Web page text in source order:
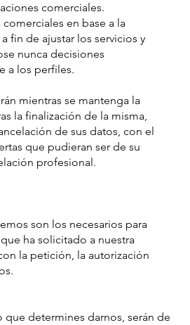
comerciales.
en base a la
fin de ajustar los servicios y
nunca decisiones
a los perfiles.
mientras se mantenga la
la finalización de la misma,
de sus datos, con el
que pudieran ser de su
profesional.
son los necesarios para
ha solicitado a nuestra
la petición, la autorización
que determines darnos, serán de